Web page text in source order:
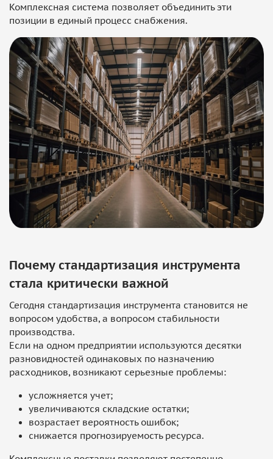
Комплексная система позволяет объединить эти
позиции в единый процесс снабжения.
Почему стандартизация инструмента
стала критически важной
Сегодня стандартизация инструмента становится не
вопросом удобства, а вопросом стабильности
производства.
Если на одном предприятии используются десятки
разновидностей одинаковых по назначению
расходников, возникают серьезные проблемы:
усложняется учет;
увеличиваются складские остатки;
возрастает вероятность ошибок;
снижается прогнозируемость ресурса.